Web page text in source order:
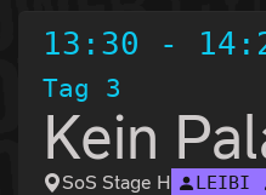
13:30 -
Tag 3
Kein
SoS Stage H LEIBI